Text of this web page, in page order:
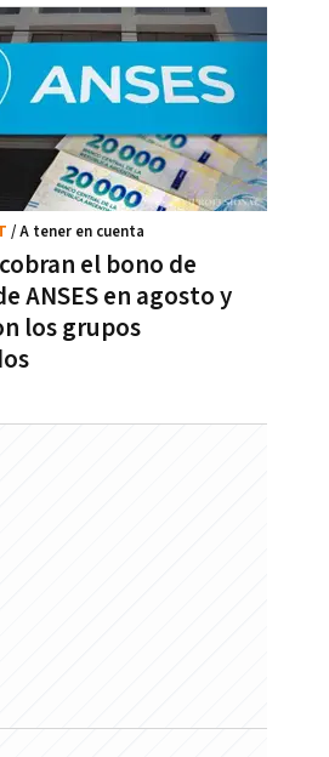
el bono de
ANSES en agosto y
los grupos
/ A tener en cuenta